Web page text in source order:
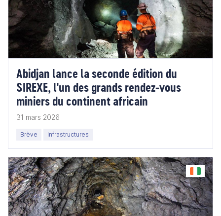
Abidjan lance la seconde édition du
SIREXE, l'un des grands rendez‑vous
miniers du continent africain
31 mars 2026
Brève Infrastructures